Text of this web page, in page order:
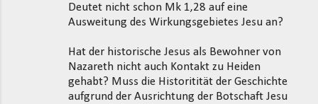
Deutet nicht schon Mk 1,28 auf eine
Ausweitung des Wirkungsgebietes Jesu an?
Hat der historische Jesus als Bewohner von
Nazareth nicht auch Kontakt zu Heiden
gehabt? Muss die Historitität der Geschichte
aufgrund der Ausrichtung der Botschaft Jesu